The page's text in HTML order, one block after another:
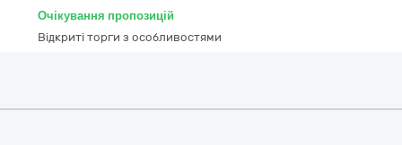
Очікування пропозицій
Відкриті торги з особливостями